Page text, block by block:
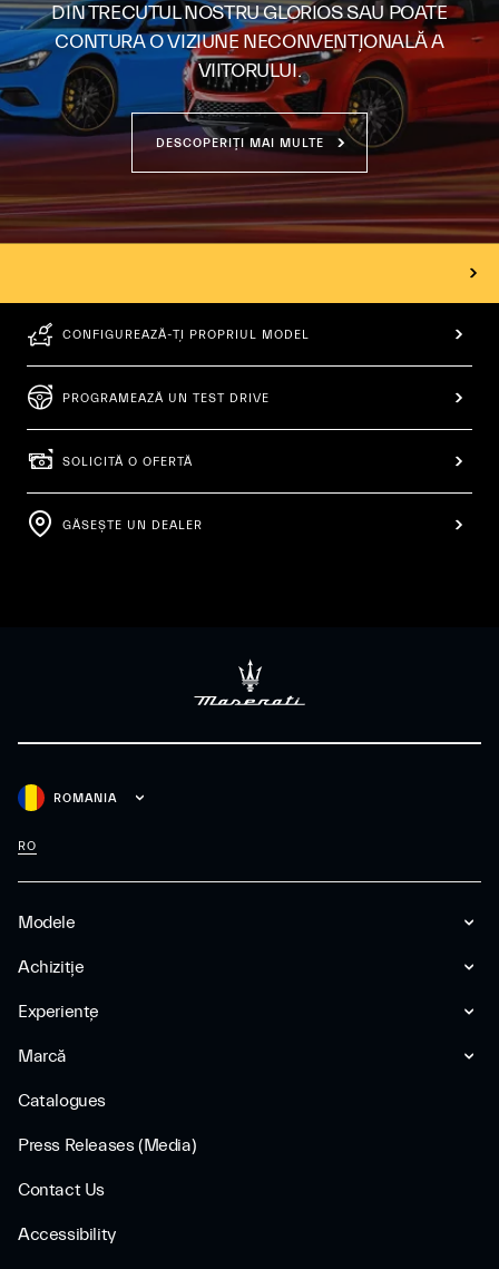
DIN TRECUTUL NOSTRU GLORIOS SAU POATE
CONTURA O VIZIUNE NECONVENȚIONALĂ A
VIITORULUI.
DESCOPERIȚI MAI MULTE
CONFIGUREAZĂ-ȚI PROPRIUL MODEL
PROGRAMEAZĂ UN TEST DRIVE
SOLICITĂ O OFERTĂ
GĂSEȘTE UN DEALER
Modele
Achiziție
Experiențe
Marcă
Catalogues
Press Releases (Media)
Contact Us
Accessibility
ROMANIA
RO